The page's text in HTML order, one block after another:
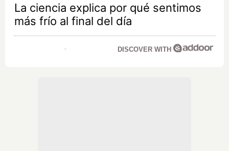
La ciencia explica por qué sentimos
más frío al final del día
DISCOVER WITH